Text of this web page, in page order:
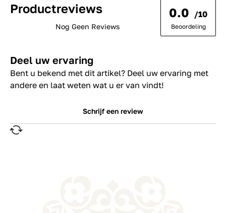
Productreviews
Nog Geen Reviews
0.0 /10
Beoordeling
Deel uw ervaring
Bent u bekend met dit artikel? Deel uw ervaring met
andere en laat weten wat u er van vindt!
Schrijf een review